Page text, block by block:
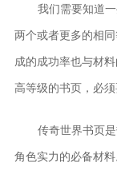
我们需要知道
两个或者更多的相
成的成功率也与材
高等级的书页，必
传奇世界书页
角色实力的必备材